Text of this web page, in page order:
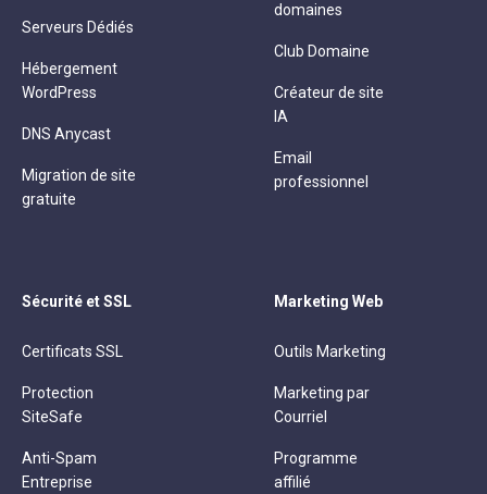
Serveurs Dédiés
Hébergement
WordPress
DNS Anycast
Migration de site
gratuite
domaines
Club Domaine
Créateur de site
IA
Email
professionnel
Sécurité et SSL
Certificats SSL
Protection
SiteSafe
Anti-Spam
Entreprise
Marketing Web
Outils Marketing
Marketing par
Courriel
Programme
affilié